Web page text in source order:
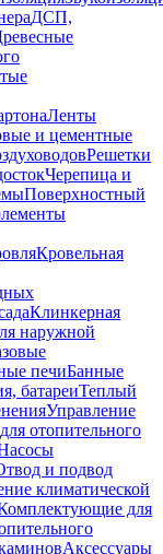
ДСП,
Ленты
и цементные
Решетки
Черепица и
Поверхностный
Кровельная
Клинкерная
наружной
печиБанные
батареиТеплый
Управление
отопительного
и подвод
климатической
для
Аксессуары